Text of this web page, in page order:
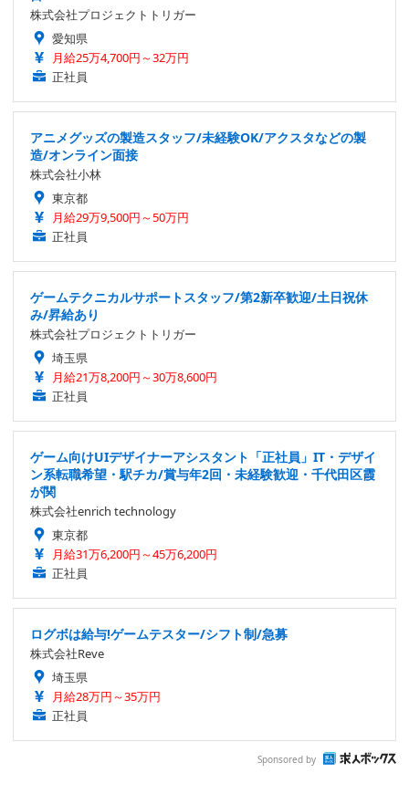
株式会社プロジェクトトリガー
愛知県
月給25万4,700円～32万円
正社員
アニメグッズの製造スタッフ/未経験OK/アクスタなどの製
造/オンライン面接
株式会社小林
東京都
月給29万9,500円～50万円
正社員
ゲームテクニカルサポートスタッフ/第2新卒歓迎/土日祝休
み/昇給あり
株式会社プロジェクトトリガー
埼玉県
月給21万8,200円～30万8,600円
正社員
ゲーム向けUIデザイナーアシスタント「正社員」IT・デザイ
ン系転職希望・駅チカ/賞与年2回・未経験歓迎・千代田区霞
が関
株式会社enrich technology
東京都
月給31万6,200円～45万6,200円
正社員
ログボは給与!ゲームテスター/シフト制/急募
株式会社Reve
埼玉県
月給28万円～35万円
正社員
Sponsored by